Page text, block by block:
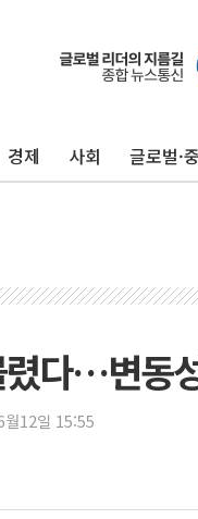
경제 사회 글로벌·
다…변동
월12일 15:55